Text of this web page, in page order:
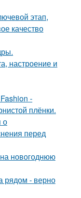
этап,
качество
настроение и
-
плёнки.
о
перед
новогоднюю
рядом - верно